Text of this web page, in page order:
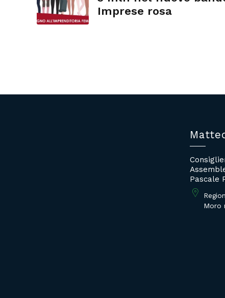
Imprese rosa
Pascale
Moro